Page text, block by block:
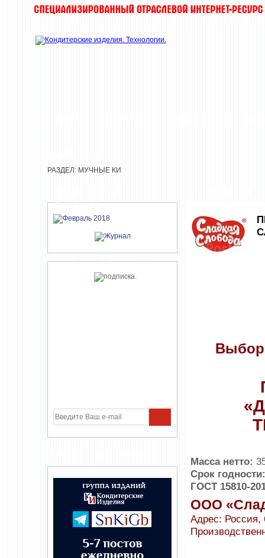
ЖУРНАЛА
РАЗДЕЛ: МУЧНЫЕ КИ
Выбор
Масса нетто:
Срок годности:
ГОСТ 15810-
ООО
Адрес: Россия,